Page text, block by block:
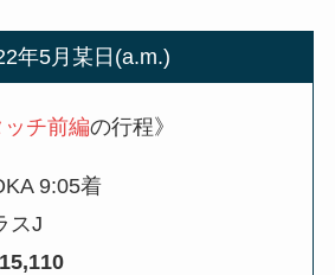
年5月某日(a.m.)
ッチ前編の行程》
9:05着
スJ